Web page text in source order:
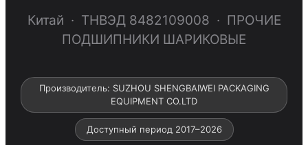
Китай · ТНВЭД 8482109008 · ПРОЧИЕ
ПОДШИПНИКИ ШАРИКОВЫЕ
Производитель: SUZHOU SHENGBAIWEI PACKAGING
EQUIPMENT CO.LTD
Доступный период 2017–2026